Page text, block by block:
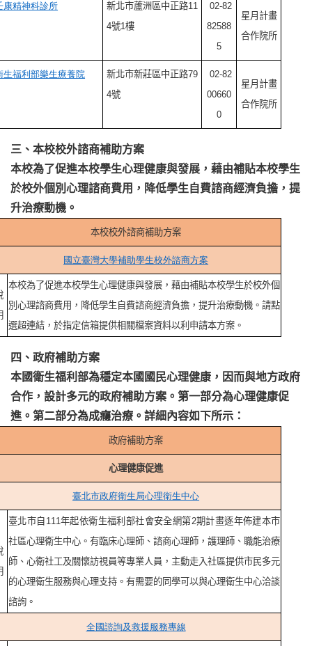
康精神科診所
新北市蘆洲區中正路11
4號1樓
02-82
82588
5
星月計畫
合作院所
生福利部樂生療養院
新北市新莊區中正路79
4號
02-82
00660
0
星月計畫
合作院所
三、本校校外諮商補助方案
本校為了促進本校學生心理健康與發展，藉由補貼本校學生
於校外個別心理諮商費用，降低學生自費諮商經濟負擔，提
升治療動機。
本校校外諮商補助方案
國立臺灣大學補助學生校外諮商方案
本校為了促進本校學生心理健康與發展，藉由補貼本校學生於校外個
別心理諮商費用，降低學生自費諮商經濟負擔，提升治療動機。請點
選超連結，於指定信箱提供相關檔案資料以利申請本方案。
四、政府補助方案
本國衛生福利部為穩定本國國民心理健康，因而與地方政府
合作，設計多元的政府補助方案。第一部分為心理健康促
進。第二部分為成癮治療。詳細內容如下所示：
政府補助方案
心理健康促進
臺北市政府衛生局心理衛生中心
臺北市自111年起依衛生福利部社會安全網第2期計畫逐年佈建本市
社區心理衛生中心。有臨床心理師、諮商心理師，護理師、職能治療
師、心衛社工及關懷訪視員等專業人員，主動走入社區提供市民多元
的心理衛生服務與心理支持。有需要的同學可以與心理衛生中心洽談
諮詢。
全國諮詢及救援服務專線